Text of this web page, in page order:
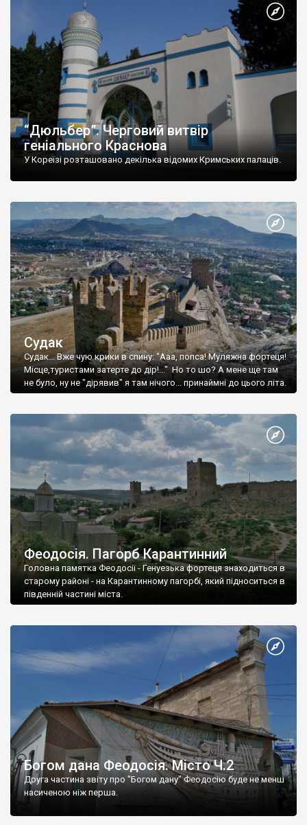
“Дюльбер”. Черговий витвір
геніального Краснова
У Кореїзі розташовано декілька відомих Кримських палаців.
Судак
Судак... Вже чую крики в спину: "Ааа, попса! Муляжна фортеця!
Місце,туристами затерте до дір!..." Но то шо? А мене ще там
не було, ну не "дірявив" я там нічого... принаймні до цього літа.
Феодосія. Пагорб Карантинний
Головна памятка Феодосії - Генуезька фортеця знаходиться в
старому районі - на Карантинному пагорбі, який підноситься в
південній частині міста.
Богом дана Феодосія. Місто Ч.2
Друга частина звіту про "Богом дану" Феодосію буде не менш
насиченою ніж перша.